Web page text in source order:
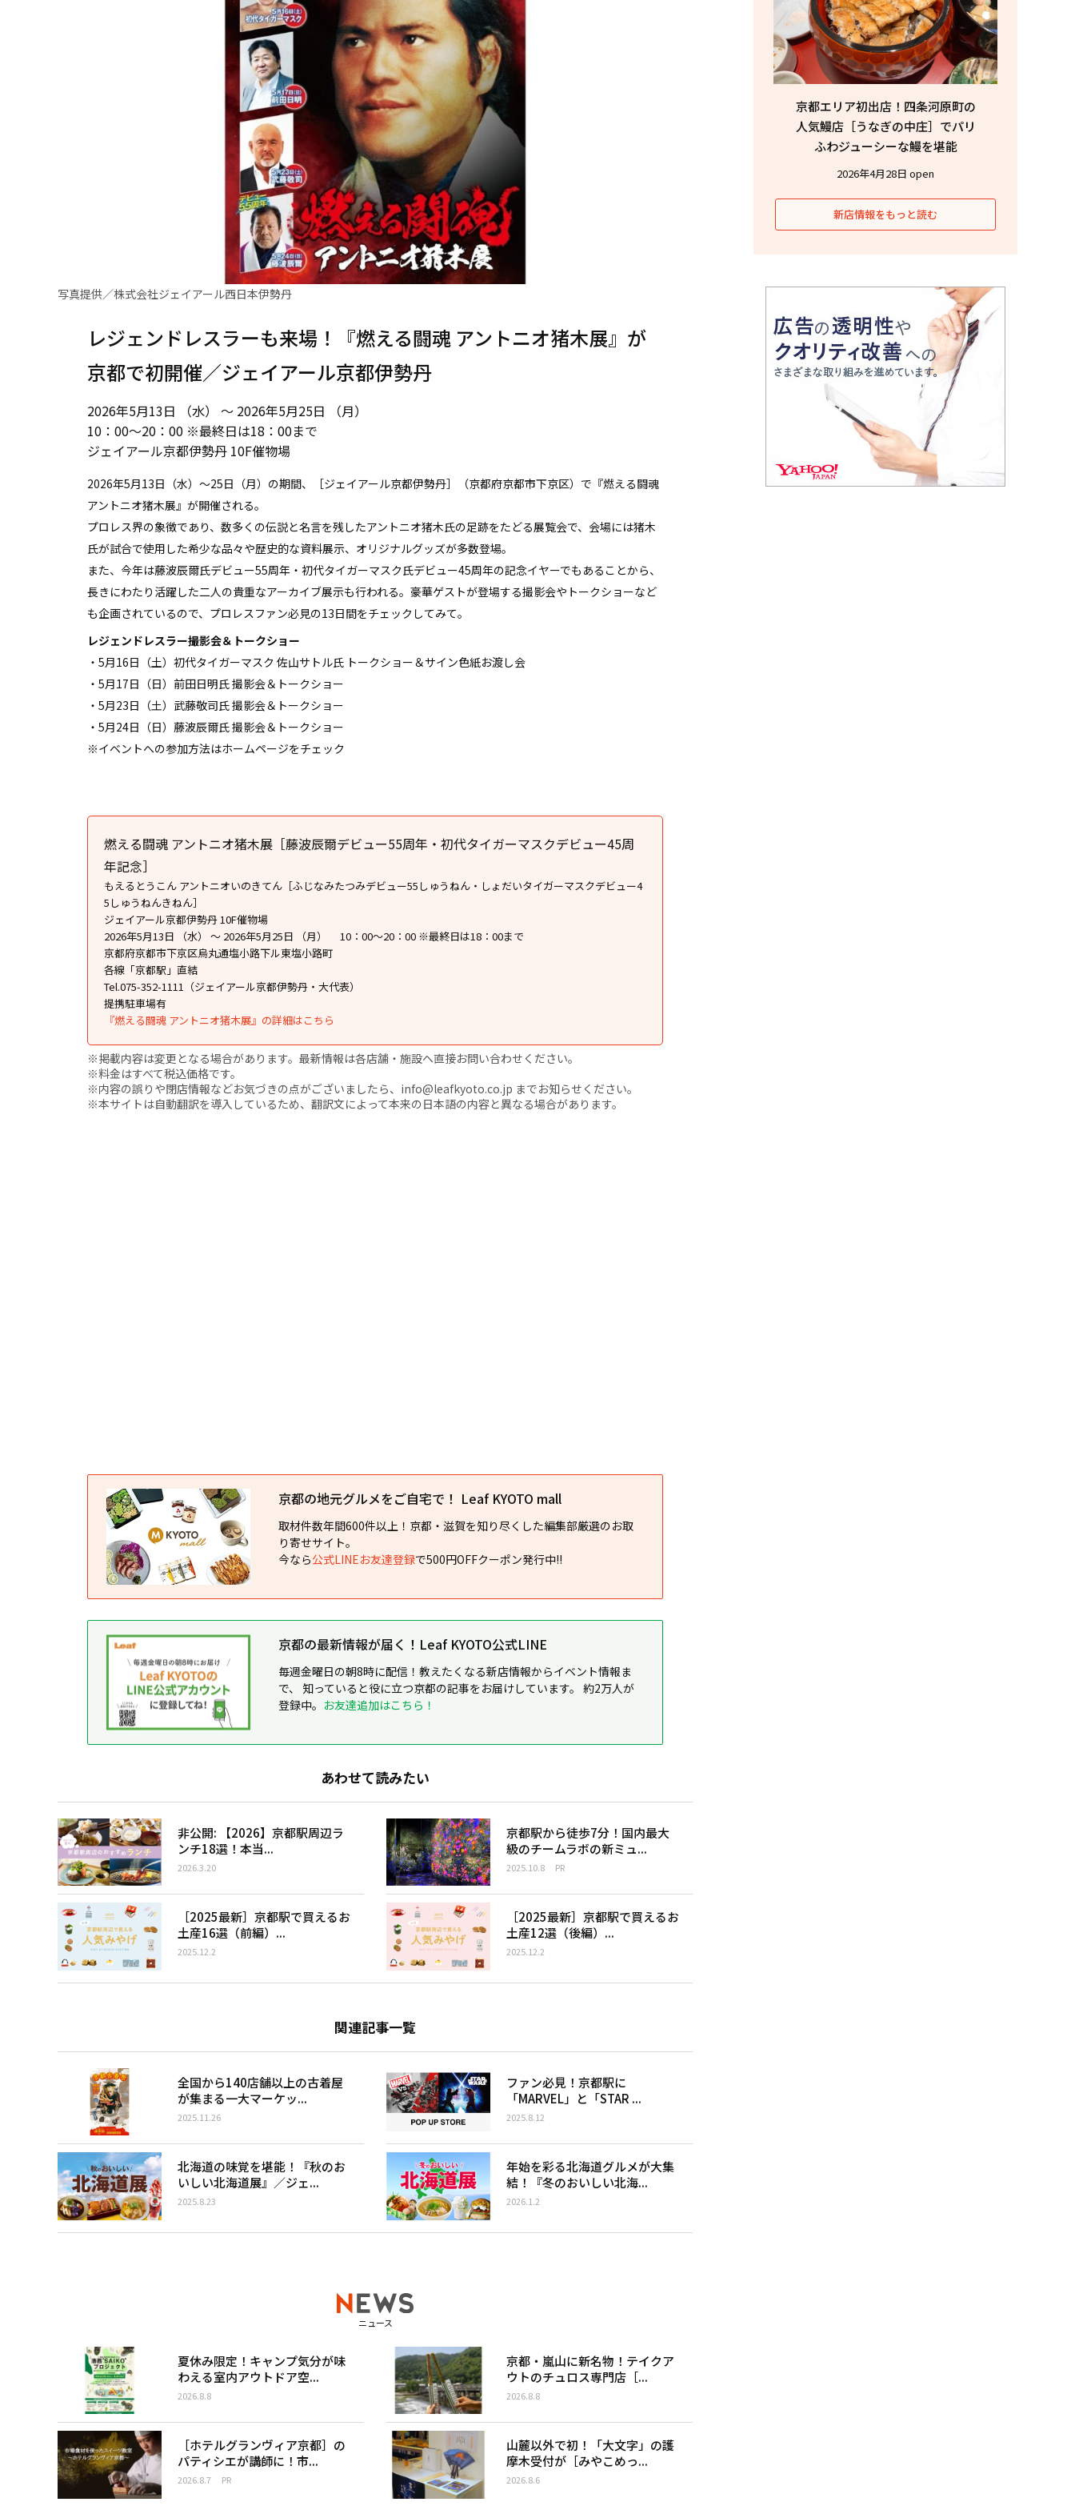
写真提供／株式会社ジェイアール西日本伊勢丹
レジェンドレスラーも来場！『燃える闘魂 アントニオ猪木展』が
京都で初開催／ジェイアール京都伊勢丹
2026年5月13日 （水） ～ 2026年5月25日 （月）
10：00～20：00 ※最終日は18：00まで
ジェイアール京都伊勢丹 10F催物場
2026年5月13日（水）～25日（月）の期間、［ジェイアール京都伊勢丹］（京都府京都市下京区）で『燃える闘魂
アントニオ猪⽊展』が開催される。
プロレス界の象徴であり、数多くの伝説と名言を残したアントニオ猪木氏の足跡をたどる展覧会で、会場には猪木
氏が試合で使用した希少な品々や歴史的な資料展示、オリジナルグッズが多数登場。
また、今年は藤波⾠爾氏デビュー55周年・初代タイガーマスク氏デビュー45周年の記念イヤーでもあることから、
長きにわたり活躍した二人の貴重なアーカイブ展示も行われる。豪華ゲストが登場する撮影会やトークショーなど
も企画されているので、プロレスファン必見の13日間をチェックしてみて。
レジェンドレスラー撮影会＆トークショー
・5⽉16⽇（土）初代タイガーマスク 佐⼭サトル⽒ トークショー＆サイン色紙お渡し会
・5⽉17⽇（⽇）前⽥⽇明⽒ 撮影会＆トークショー
・5⽉23⽇（⼟）武藤敬司⽒ 撮影会＆トークショー
・5⽉24⽇（⽇）藤波⾠爾⽒ 撮影会＆トークショー
※イベントへの参加方法はホームページをチェック
燃える闘魂 アントニオ猪⽊展［藤波⾠爾デビュー55周年・初代タイガーマスクデビュー45周
年記念］
もえるとうこん アントニオいのきてん［ふじなみたつみデビュー55しゅうねん・しょだいタイガーマスクデビュー4
5しゅうねんきねん］
ジェイアール京都伊勢丹 10F催物場
2026年5月13日 （水） ～ 2026年5月25日 （月） 10：00～20：00 ※最終日は18：00まで
京都府京都市下京区烏丸通塩小路下ル東塩小路町
各線「京都駅」直結
Tel.075-352-1111（ジェイアール京都伊勢丹・大代表）
提携駐車場有
『燃える闘魂 アントニオ猪⽊展』の詳細はこちら
※掲載内容は変更となる場合があります。最新情報は各店舗・施設へ直接お問い合わせください。
※料金はすべて税込価格です。
※内容の誤りや閉店情報などお気づきの点がございましたら、info@leafkyoto.co.jp までお知らせください。
※本サイトは自動翻訳を導入しているため、翻訳文によって本来の日本語の内容と異なる場合があります。
京都の地元グルメをご自宅で！ Leaf KYOTO mall
取材件数年間600件以上！京都・滋賀を知り尽くした編集部厳選のお取
り寄せサイト。
今なら公式LINEお友達登録で500円OFFクーポン発行中!!
京都の最新情報が届く！Leaf KYOTO公式LINE
毎週金曜日の朝8時に配信！教えたくなる新店情報からイベント情報ま
で、 知っていると役に立つ京都の記事をお届けしています。 約2万人が
登録中。 お友達追加はこちら！
あわせて読みたい
非公開: 【2026】京都駅周辺ラ
ンチ18選！本当...
2026.3.20
京都駅から徒歩7分！国内最大
級のチームラボの新ミュ...
2025.10.8 PR
［2025最新］京都駅で買えるお
土産16選（前編）...
2025.12.2
［2025最新］京都駅で買えるお
土産12選（後編）...
2025.12.2
関連記事一覧
全国から140店舗以上の古着屋
が集まる一大マーケッ...
2025.11.26
ファン必見！京都駅に
「MARVEL」と「STAR ...
2025.8.12
北海道の味覚を堪能！『秋のお
いしい北海道展』／ジェ...
2025.8.23
年始を彩る北海道グルメが大集
結！『冬のおいしい北海...
2026.1.2
ニュース
夏休み限定！キャンプ気分が味
わえる室内アウトドア空...
2026.8.8
京都・嵐山に新名物！テイクア
ウトのチュロス専門店［...
2026.8.8
［ホテルグランヴィア京都］の
パティシエが講師に！市...
2026.8.7 PR
山麓以外で初！「大文字」の護
摩木受付が［みやこめっ...
2026.8.6
京都エリア初出店！四条河原町の
人気鰻店［うなぎの中庄］でパリ
ふわジューシーな鰻を堪能
2026年4月28日 open
新店情報をもっと読む